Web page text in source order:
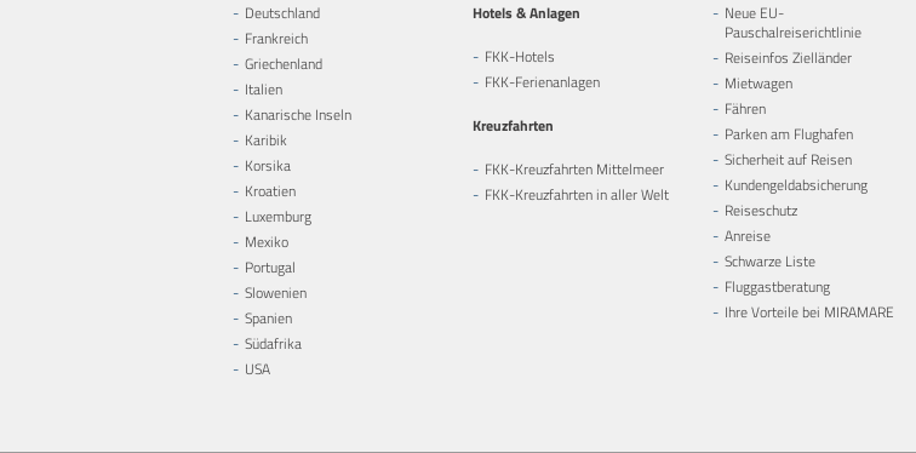
Deutschland
Frankreich
Griechenland
Italien
Kanarische Inseln
Karibik
Korsika
Kroatien
Luxemburg
Mexiko
Portugal
Slowenien
Spanien
Südafrika
USA
Hotels & Anlagen
FKK-Hotels
FKK-Ferienanlagen
Kreuzfahrten
FKK-Kreuzfahrten Mittelmeer
FKK-Kreuzfahrten in aller Welt
Neue EU-
Pauschalreiserichtlinie
Reiseinfos Zielländer
Mietwagen
Fähren
Parken am Flughafen
Sicherheit auf Reisen
Kundengeldabsicherung
Reiseschutz
Anreise
Schwarze Liste
Fluggastberatung
Ihre Vorteile bei MIRAMARE